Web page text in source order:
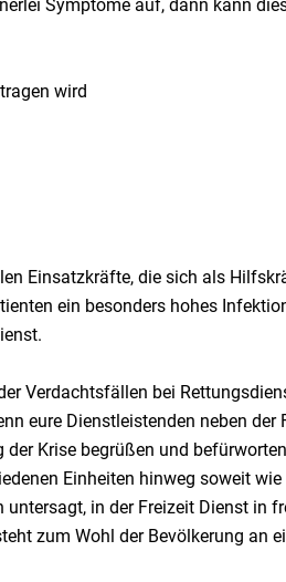
Symptome auf, dann kann
wird
Einsatzkräfte, die sich als
ein besonders hohes
Verdachtsfällen bei
eure Dienstleistenden neben
Krise begrüßen und
Einheiten hinweg soweit
in der Freizeit Dienst
zum Wohl der Bevölkerung an